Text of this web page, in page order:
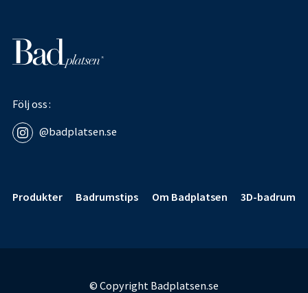
Följ oss
@badplatsen.se
Produkter
Badrumstips Om Badplatsen 3D-badrum
© Copyright Badplatsen.se